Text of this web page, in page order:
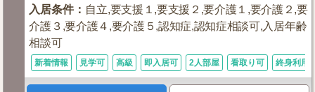
入居条件： 自立,要支援１,要支援２,要介護１,要介護２,要
介護３,要介護４,要介護５,認知症,認知症相談可,入居年齢
相談可
新着情報 見学可 高級 即入居可 2人部屋 看取り可 終身利用